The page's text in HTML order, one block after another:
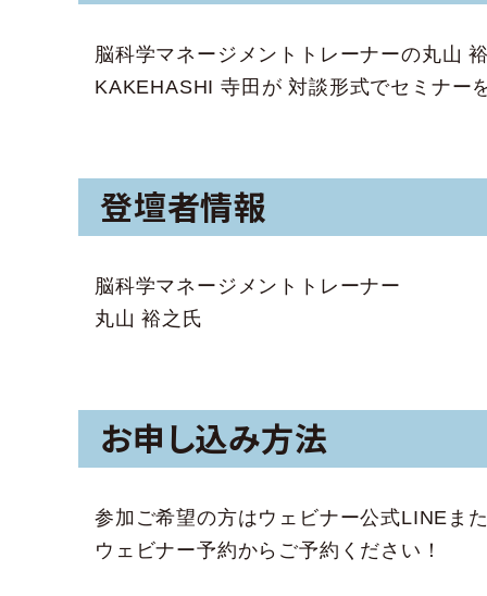
脳科学マネージメントトレーナーの丸山
KAKEHASHI 寺田が 対談形式でセミナー
登壇者情報
脳科学マネージメントトレーナー
丸山 裕之氏
お申し込み方法
参加ご希望の方はウェビナー公式LINEま
ウェビナー予約からご予約ください！